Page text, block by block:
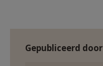
Gepubliceerd door